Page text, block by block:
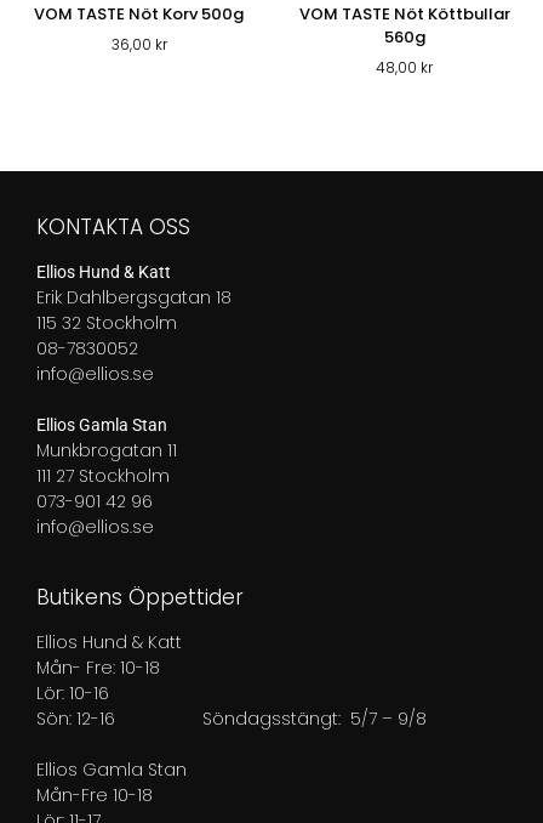
VOM TASTE Nöt Korv 500g
36,00 kr
VOM TASTE Nöt Köttbullar
560g
48,00 kr
KONTAKTA OSS
Ellios Hund & Katt
Erik Dahlbergsgatan 18
115 32 Stockholm
08-7830052
info@ellios.se
Ellios Gamla Stan
Munkbrogatan 11
111 27 Stockholm
073-901 42 96
info@ellios.se
Butikens Öppettider
Ellios Hund & Katt
Mån- Fre: 10-18
Lör: 10-16
Sön: 12-16 Söndagsstängt: 5/7 – 9/8
Ellios Gamla Stan
Mån-Fre 10-18